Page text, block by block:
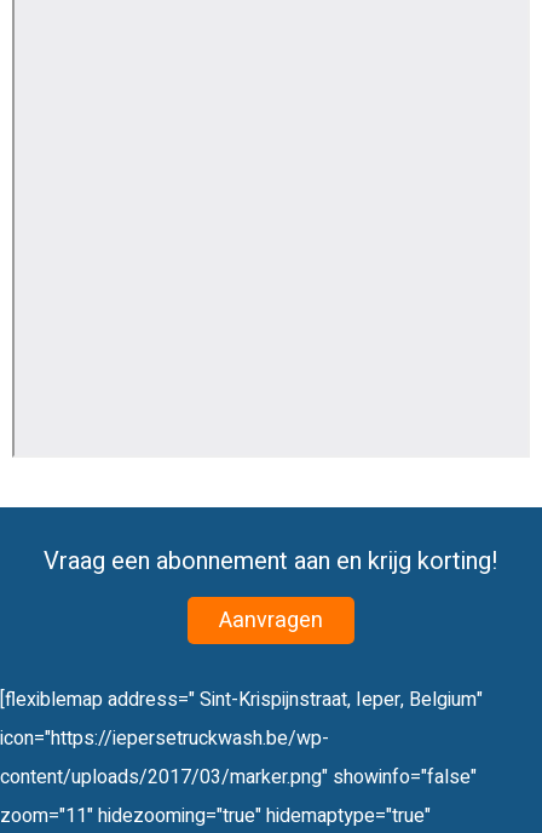
Vraag een abonnement aan en krijg korting!
Aanvragen
[flexiblemap address=" Sint-Krispijnstraat, Ieper, Belgium"
icon="https://iepersetruckwash.be/wp-
content/uploads/2017/03/marker.png" showinfo="false"
zoom="11" hidezooming="true" hidemaptype="true"